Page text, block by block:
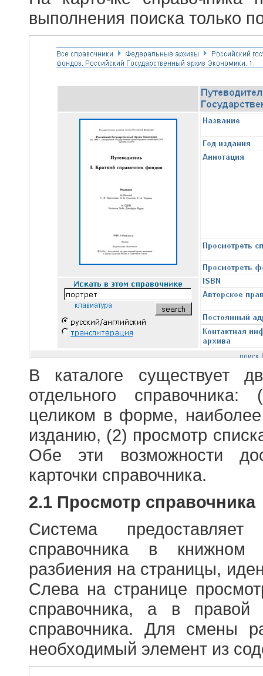
выполнения поиска только
В каталоге существует
отдельного
целиком в форме,
изданию, (2) просмотр
Обе эти возможности
карточки справочника.
2.1 Просмотр справочника
Система
справочника в
разбиения на страницы,
Слева на странице
справочника, а в правой
справочника. Для смены
необходимый элемент из